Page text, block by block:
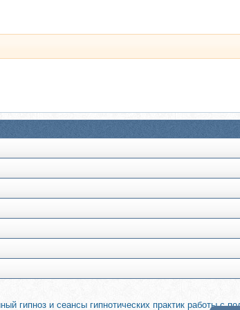
гипноз и сеансы гипнотических практик работы с